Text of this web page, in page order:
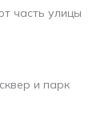
часть улицы
и парк